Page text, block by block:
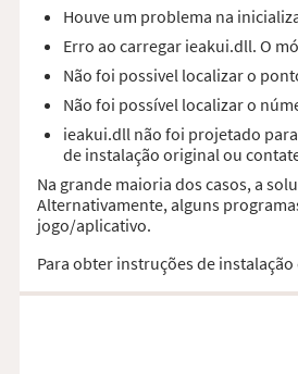
Houve um problema na
Erro ao carregar ieakui.dll. O
Não foi possivel localizar o
Não foi possível localizar o
ieakui.dll não foi projetado
de instalação original ou
Na grande maioria dos casos, a
Alternativamente, alguns
jogo/aplicativo.
Para obter instruções de